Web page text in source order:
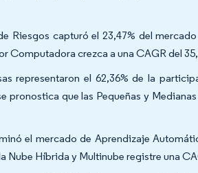
Riesgos capturó el 23,47% del
Computadora crezca a una CAGR del
representaron el 62,36% de la
que las Pequeñas y
el mercado de Aprendizaje
Nube Híbrida y Multinube registre una